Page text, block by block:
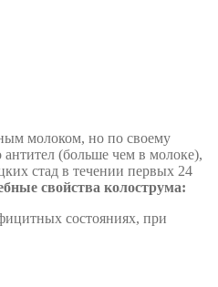
молоком, но по своему
антител (больше чем в молоке),
стад в течении первых 24
свойства колострума:
состояниях, при